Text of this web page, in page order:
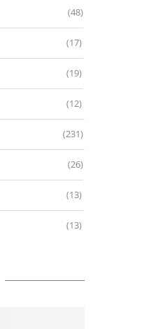
(48)
(17)
(19)
(12)
(231)
(26)
(13)
(13)